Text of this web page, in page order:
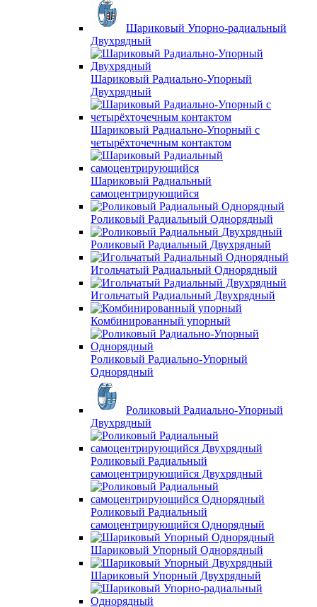
Шариковый Упорно-радиальный
Двухрядный
Шариковый Радиально-Упорный
Двухрядный
Шариковый Радиально-Упорный с
четырёхточечным контактом
Шариковый Радиальный
самоцентрирующийся
Роликовый Радиальный Однорядный
Роликовый Радиальный Двухрядный
Игольчатый Радиальный Однорядный
Игольчатый Радиальный Двухрядный
Комбинированный упорный
Роликовый Радиально-Упорный
Однорядный
Роликовый Радиально-Упорный
Двухрядный
Роликовый Радиальный
самоцентрирующийся Двухрядный
Роликовый Радиальный
самоцентрирующийся Однорядный
Шариковый Упорный Однорядный
Шариковый Упорный Двухрядный